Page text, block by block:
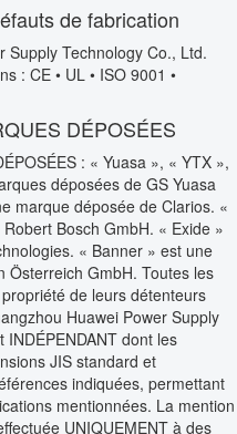
de fabrication
Supply Technology Co., Ltd.
: CE • UL • ISO 9001 •
DÉPOSÉES
: « Yuasa », « YTX »,
déposées de GS Yuasa
marque déposée de Clarios. «
Bosch GmbH. « Exide »
« Banner » est une
Österreich GmbH. Toutes les
de leurs détenteurs
Huawei Power Supply
dont les
JIS standard et
indiquées, permettant
mentionnées. La mention
UNIQUEMENT à des